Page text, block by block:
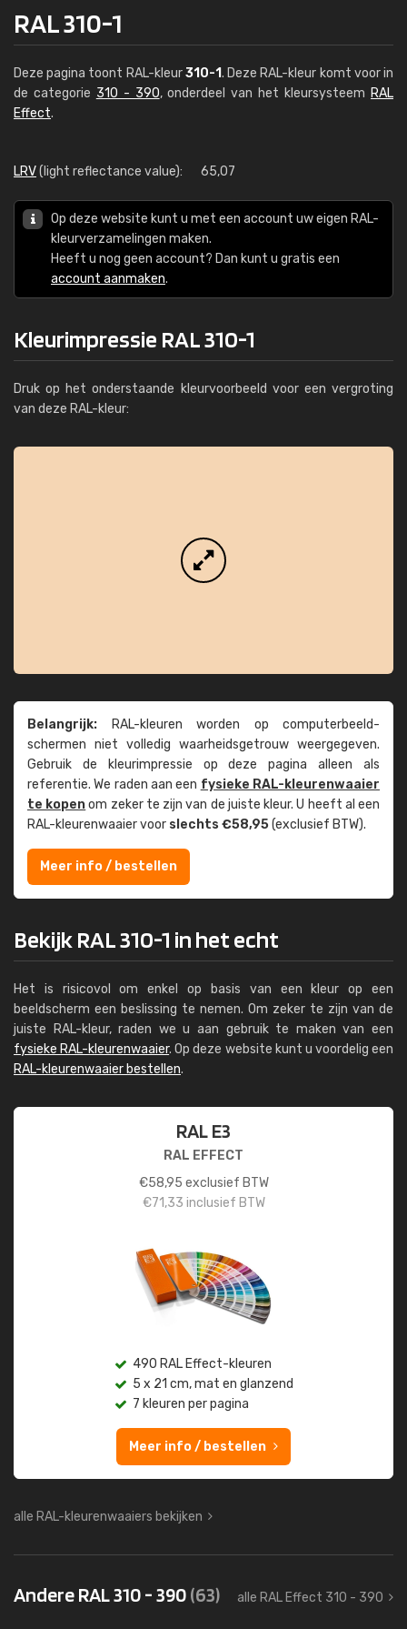
RAL 310-1
Deze pagina toont RAL-kleur310-1. Deze RAL-kleur komt voor in
de categorie 310 - 390, onderdeel van het kleursysteem RAL
Effect.
LRV(light reflectance value): 65,07
Op deze website kunt u met een account uw eigen RAL-
kleurverzamelingen maken.
Heeft u nog geen account? Dan kunt u gratis een
account aanmaken.
Kleurimpressie RAL 310-1
Druk op het onderstaande kleurvoorbeeld voor een vergroting
van deze RAL-kleur:
Belangrijk: RAL-kleuren worden op computer­beeld­
schermen niet volledig waarheids­­getrouw weer­gegeven.
Gebruik de kleur­impressie op deze pagina alleen als
referentie. We raden aan een fysieke RAL-kleuren­waaier
te kopenom zeker te zijn van de juiste kleur. U heeft al een
RAL-kleuren­waaier voor slechts €58,95(exclusief BTW).
Meer info / bestellen
Bekijk RAL 310-1 in het echt
Het is risicovol om enkel op basis van een kleur op een
beeldscherm een beslissing te nemen. Om zeker te zijn van de
juiste RAL-kleur, raden we u aan gebruik te maken van een
fysieke RAL-kleurenwaaier. Op deze website kunt u voordelig een
RAL-kleurenwaaier bestellen.
RAL E3
RAL EFFECT
€58,95 exclusief BTW
€71,33 inclusief BTW
490 RAL Effect-kleuren
5 x 21 cm, mat en glanzend
7 kleuren per pagina
Meer info / bestellen
alle RAL-kleurenwaaiers bekijken
Andere RAL 310 - 390(63) alle RAL Effect 310 - 390